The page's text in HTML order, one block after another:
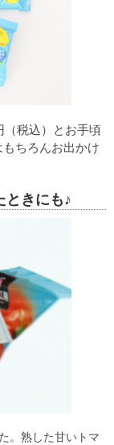
（税込）とお手頃
ちろんお出かけ
きにも♪
。熟した甘いトマ